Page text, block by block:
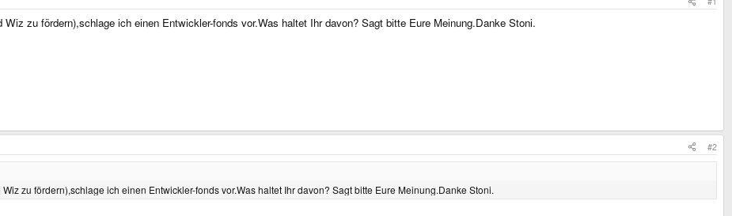
zu fördern),schlage ich einen Entwickler-fonds vor.Was haltet Ihr davon? Sagt bitte Eure Meinung.Danke Stoni.
#2
zu fördern),schlage ich einen Entwickler-fonds vor.Was haltet Ihr davon? Sagt bitte Eure Meinung.Danke Stoni.